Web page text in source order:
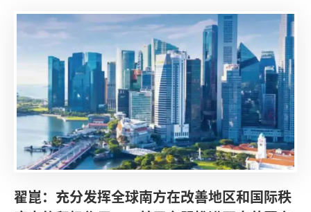
翟崑：充分发挥全球南方在改善地区和国际秩